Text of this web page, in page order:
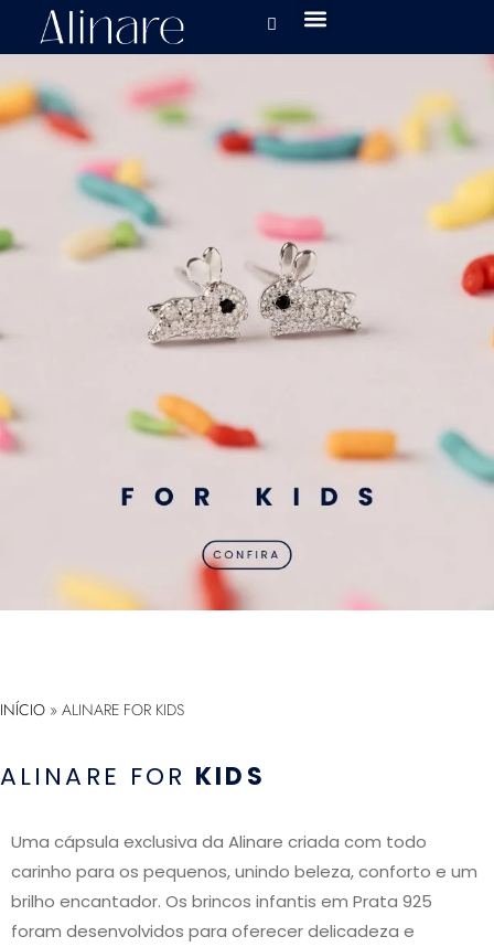
INÍCIO » ALINARE FOR KIDS
ALINARE FOR KIDS
Uma cápsula exclusiva da Alinare criada com todo
carinho para os pequenos, unindo beleza, conforto e um
brilho encantador. Os brincos infantis em Prata 925
foram desenvolvidos para oferecer delicadeza e